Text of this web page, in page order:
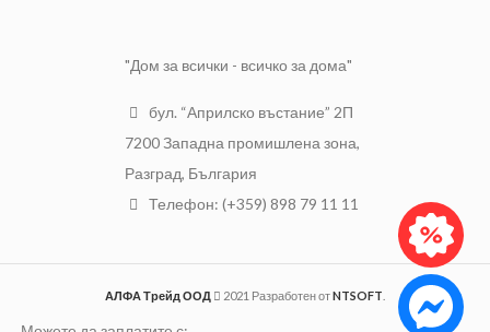
"Дом за всички - всичко за дома"
бул. “Априлско въстание” 2П
7200 Западна промишлена зона,
Разград, България
Телефон: (+359) 898 79 11 11
АЛФА Трейд ООД 2021 Разработен отNTSOFT